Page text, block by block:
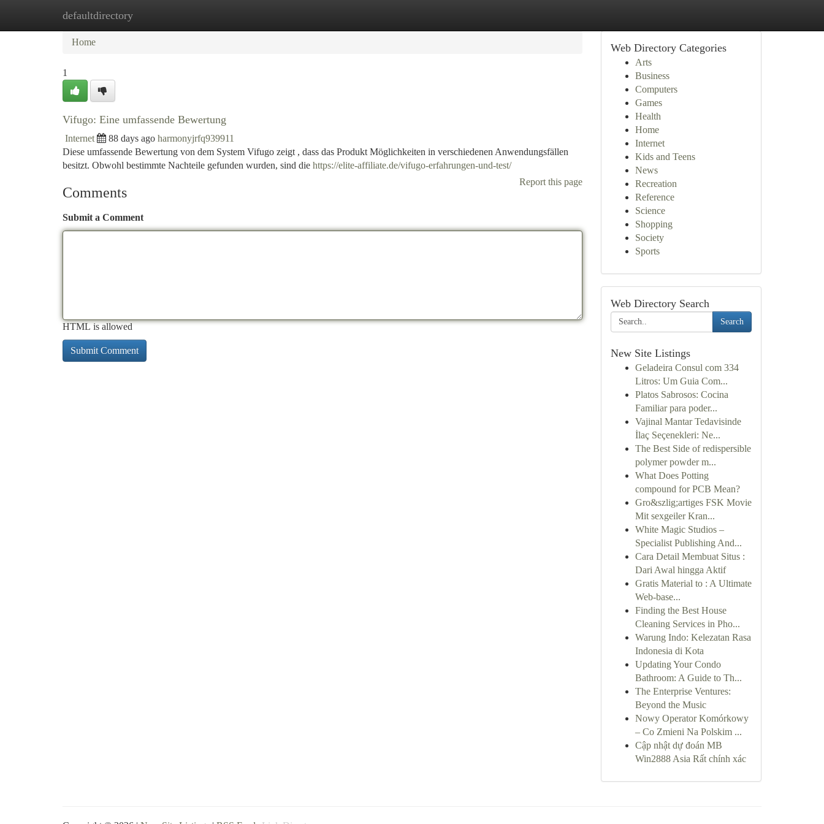
defaultdirectory
Home New Site Listings
Home
1
Vifugo: Eine umfassende Bewertung
Internet 88 days ago harmonyjrfq939911
Diese umfassende Bewertung von dem System Vifugo zeigt , dass das Produkt Möglichkeiten in verschiedenen Anwendungsfällen
besitzt. Obwohl bestimmte Nachteile gefunden wurden, sind die https://elite-affiliate.de/vifugo-erfahrungen-und-test/
Report this page
Comments
Submit a Comment
HTML is allowed
Web Directory Categories
Arts
Business
Computers
Games
Health
Home
Internet
Kids and Teens
News
Recreation
Reference
Science
Shopping
Society
Sports
Web Directory Search
Search
New Site Listings
Geladeira Consul com 334
Litros: Um Guia Com...
Platos Sabrosos: Cocina
Familiar para poder...
Vajinal Mantar Tedavisinde
İlaç Seçenekleri: Ne...
The Best Side of redispersible
polymer powder m...
What Does Potting
compound for PCB Mean?
Gro&szlig;artiges FSK Movie
Mit sexgeiler Kran...
White Magic Studios –
Specialist Publishing And...
Cara Detail Membuat Situs :
Dari Awal hingga Aktif
Gratis Material to : A Ultimate
Web-base...
Finding the Best House
Cleaning Services in Pho...
Warung Indo: Kelezatan Rasa
Indonesia di Kota
Updating Your Condo
Bathroom: A Guide to Th...
The Enterprise Ventures:
Beyond the Music
Nowy Operator Komórkowy
– Co Zmieni Na Polskim ...
Cập nhật dự đoán MB
Win2888 Asia Rất chính xác